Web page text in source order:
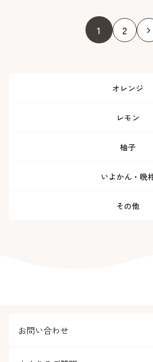
1 2
オレンジ
レモン
柚子
いよかん・晩
その他
お問い合わせ